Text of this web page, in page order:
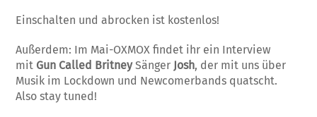
Einschalten und abrocken ist kostenlos!
Außerdem: Im Mai-OXMOX findet ihr ein Interview
mit Gun Called BritneySänger Josh, der mit uns über
Musik im Lockdown und Newcomerbands quatscht.
Also stay tuned!